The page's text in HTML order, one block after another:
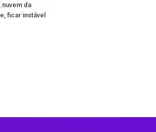
nuvem da
ficar instável